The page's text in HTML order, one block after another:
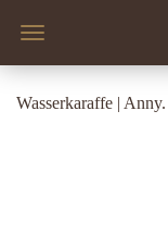
Wasserkaraffe |